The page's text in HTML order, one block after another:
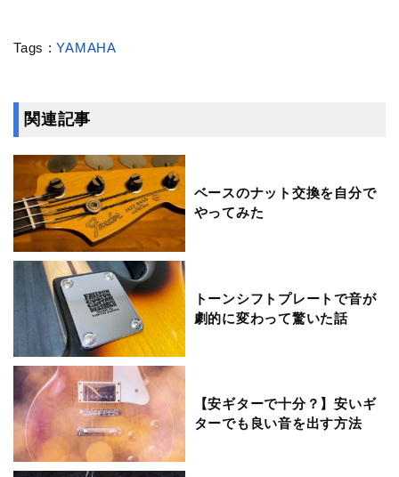
Tags :YAMAHA
関連記事
ベースのナット交換を自分で
やってみた
トーンシフトプレートで音が
劇的に変わって驚いた話
【安ギターで十分？】安いギ
ターでも良い音を出す方法